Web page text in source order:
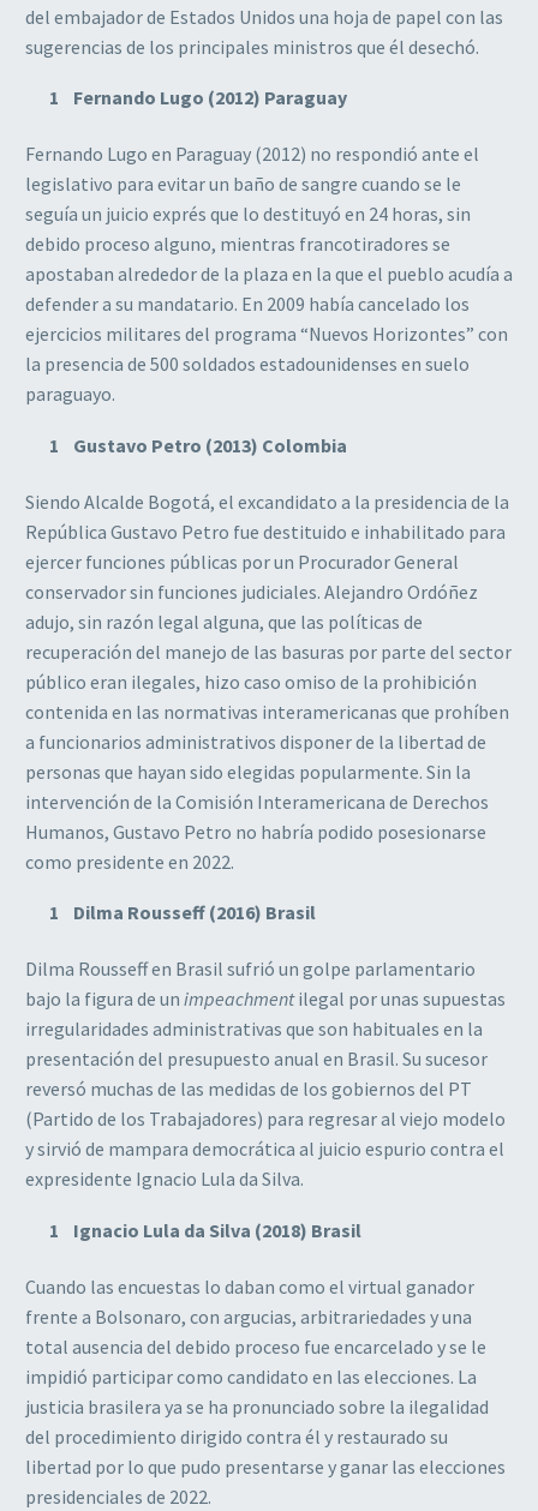
del embajador de Estados Unidos una hoja de papel con las
sugerencias de los principales ministros que él desechó.
Fernando Lugo (2012) Paraguay
Fernando Lugo en Paraguay (2012) no respondió ante el
legislativo para evitar un baño de sangre cuando se le
seguía un juicio exprés que lo destituyó en 24 horas, sin
debido proceso alguno, mientras francotiradores se
apostaban alrededor de la plaza en la que el pueblo acudía a
defender a su mandatario. En 2009 había cancelado los
ejercicios militares del programa “Nuevos Horizontes” con
la presencia de 500 soldados estadounidenses en suelo
paraguayo.
Gustavo Petro (2013) Colombia
Siendo Alcalde Bogotá, el excandidato a la presidencia de la
República Gustavo Petro fue destituido e inhabilitado para
ejercer funciones públicas por un Procurador General
conservador sin funciones judiciales. Alejandro Ordóñez
adujo, sin razón legal alguna, que las políticas de
recuperación del manejo de las basuras por parte del sector
público eran ilegales, hizo caso omiso de la prohibición
contenida en las normativas interamericanas que prohíben
a funcionarios administrativos disponer de la libertad de
personas que hayan sido elegidas popularmente. Sin la
intervención de la Comisión Interamericana de Derechos
Humanos, Gustavo Petro no habría podido posesionarse
como presidente en 2022.
Dilma Rousseff (2016) Brasil
Dilma Rousseff en Brasil sufrió un golpe parlamentario
bajo la figura de un impeachmentilegal por unas supuestas
irregularidades administrativas que son habituales en la
presentación del presupuesto anual en Brasil. Su sucesor
reversó muchas de las medidas de los gobiernos del PT
(Partido de los Trabajadores) para regresar al viejo modelo
y sirvió de mampara democrática al juicio espurio contra el
expresidente Ignacio Lula da Silva.
Ignacio Lula da Silva (2018) Brasil
Cuando las encuestas lo daban como el virtual ganador
frente a Bolsonaro, con argucias, arbitrariedades y una
total ausencia del debido proceso fue encarcelado y se le
impidió participar como candidato en las elecciones. La
justicia brasilera ya se ha pronunciado sobre la ilegalidad
del procedimiento dirigido contra él y restaurado su
libertad por lo que pudo presentarse y ganar las elecciones
presidenciales de 2022.